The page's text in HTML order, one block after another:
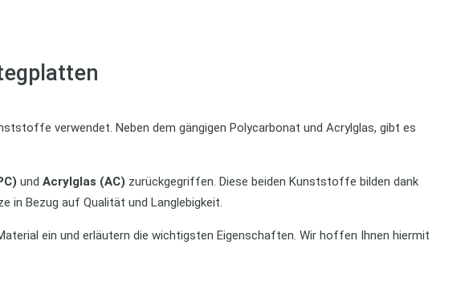
verwendet. Neben dem gängigen Polycarbonat und Acrylglas, gibt es
undAcrylglas (AC) zurückgegriffen. Diese beiden Kunststoffe bilden dank
in Bezug auf Qualität und Langlebigkeit.
ein und erläutern die wichtigsten Eigenschaften. Wir hoffen Ihnen hiermit